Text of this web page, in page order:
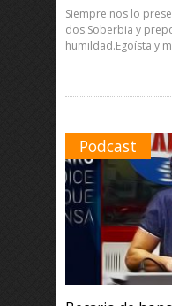
Siempre nos lo
dos.Soberbia y
humildad.Egoísta y
Podcast